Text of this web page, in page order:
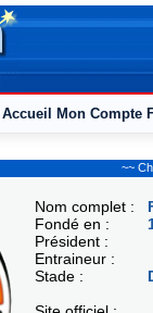
Accueil Mon Compte
~~
Nom complet :
Fondé en :
Président :
Entraineur :
Stade :